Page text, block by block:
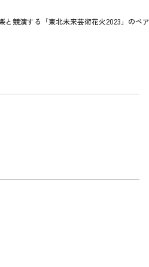
と競演する「東北未来芸術花火2023」の